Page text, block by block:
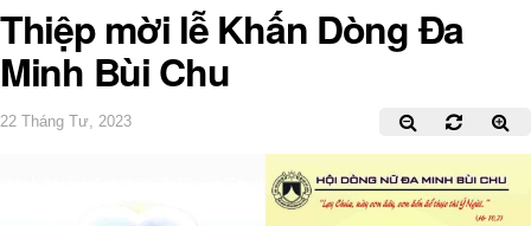
Thiệp mời lễ Khấn Dòng Đa
Minh Bùi Chu
22 Tháng Tư, 2023